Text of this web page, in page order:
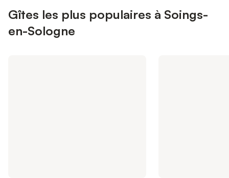
Gîtes les plus populaires à Soings-
en-Sologne